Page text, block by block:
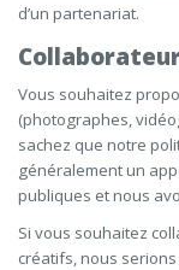
d’un partenariat.
Vous souhaitez
(photographes,
sachez que notre
généralement un
publiques et nous
Si vous souhaitez
créatifs, nous